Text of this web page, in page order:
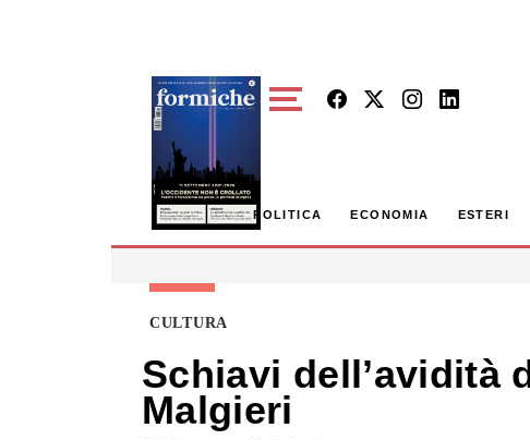
POLITICA ECONOMIA ESTERI
CULTURA
Schiavi dell’avidità
Malgieri